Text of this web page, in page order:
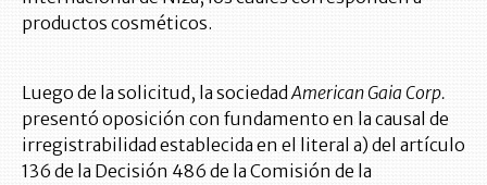
productos cosméticos.
Luego de la solicitud, la sociedadAmerican Gaia Corp.
presentó oposición con fundamento en la causal de
irregistrabilidad establecida en el literal a) del artículo
136 de la Decisión 486 de la Comisión de la